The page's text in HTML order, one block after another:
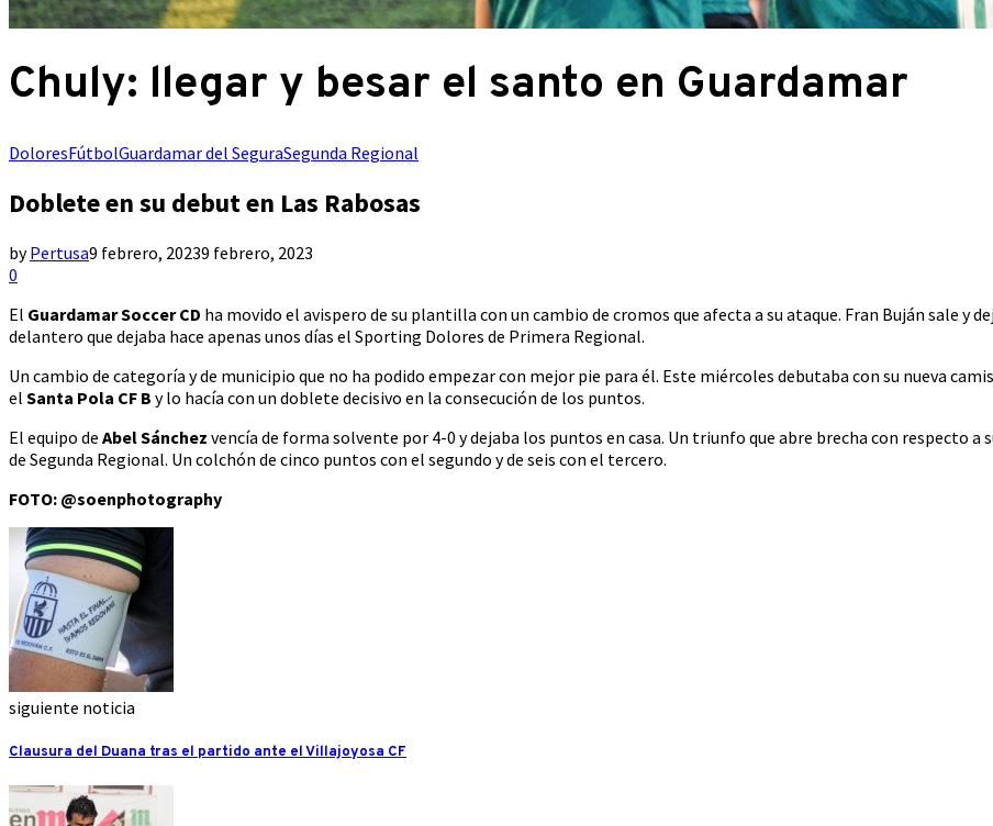
Chuly: llegar y besar el santo en Guardamar
DoloresFútbolGuardamar del SeguraSegunda Regional
Doblete en su debut en Las Rabosas
byPertusa9 febrero, 20239 febrero, 2023
0
El Guardamar Soccer CD ha movido el avispero de su plantilla con un cambio de cromos que afecta a su ataque. Fran Buján sale y
delantero que dejaba hace apenas unos días el Sporting Dolores de Primera Regional.
Un cambio de categoría y de municipio que no ha podido empezar con mejor pie para él. Este miércoles debutaba con su nueva
el Santa Pola CF B y lo hacía con un doblete decisivo en la consecución de los puntos.
El equipo de Abel Sánchez vencía de forma solvente por 4-0 y dejaba los puntos en casa. Un triunfo que abre brecha con respecto a
de Segunda Regional. Un colchón de cinco puntos con el segundo y de seis con el tercero.
FOTO: @soenphotography
siguiente noticia
Clausura del Duana tras el partido ante el Villajoyosa CF